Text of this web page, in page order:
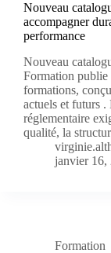
Nouveau
accompagner
performance
Nouveau
Formation publie
formations,
actuels et futurs
réglementaire
qualité, la
janvier 16,
Formation